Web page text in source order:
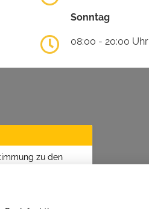
Sonntag
08:00 - 20:00 Uhr
zu den